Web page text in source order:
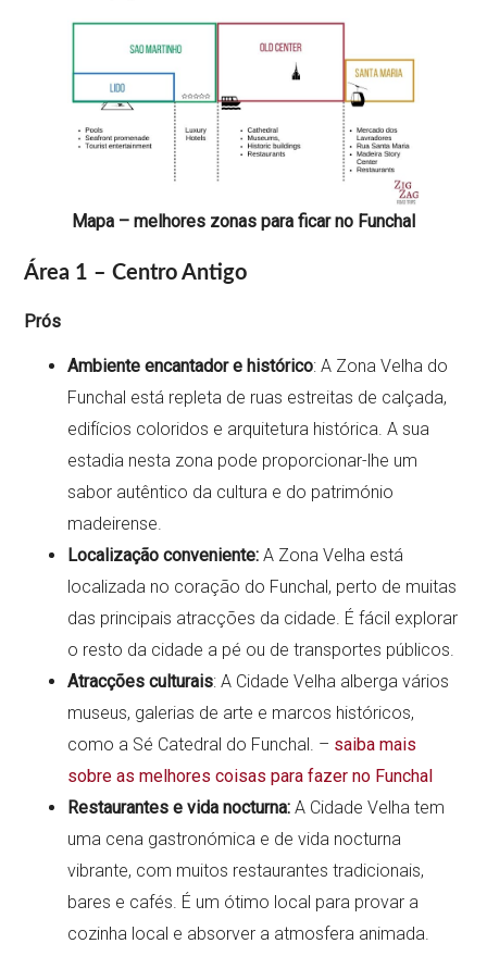
Mapa – melhores zonas para ficar no Funchal
Área 1 – Centro Antigo
Prós
Ambiente encantador e histórico: A Zona Velha do
Funchal está repleta de ruas estreitas de calçada,
edifícios coloridos e arquitetura histórica. A sua
estadia nesta zona pode proporcionar-lhe um
sabor autêntico da cultura e do património
madeirense.
Localização conveniente:A Zona Velha está
localizada no coração do Funchal, perto de muitas
das principais atracções da cidade. É fácil explorar
o resto da cidade a pé ou de transportes públicos.
Atracções culturais: A Cidade Velha alberga vários
museus, galerias de arte e marcos históricos,
como a Sé Catedral do Funchal. – saiba mais
sobre as melhores coisas para fazer no Funchal
Restaurantes e vida nocturna: A Cidade Velha tem
uma cena gastronómica e de vida nocturna
vibrante, com muitos restaurantes tradicionais,
bares e cafés. É um ótimo local para provar a
cozinha local e absorver a atmosfera animada.